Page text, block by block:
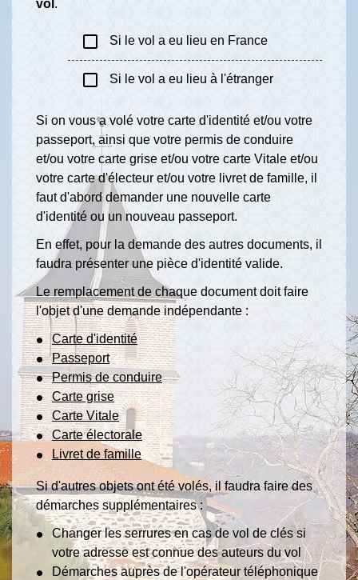
vol .
check_box_outline_blank Si le vol a eu lieu en France
check_box_outline_blank Si le vol a eu lieu à l'étranger
Si on vous a volé votre carte d'identité et/ou votre
passeport, ainsi que votre permis de conduire
et/ou votre carte grise et/ou votre carte Vitale et/ou
votre carte d'électeur et/ou votre livret de famille, il
faut d'abord demander une nouvelle carte
d'identité ou un nouveau passeport.
En effet, pour la demande des autres documents, il
faudra présenter une pièce d'identité valide.
Le remplacement de chaque document doit faire
l'objet d'une demande indépendante :
Carte d'identité
Passeport
Permis de conduire
Carte grise
Carte Vitale
Carte électorale
Livret de famille
Si d'autres objets ont été volés, il faudra faire des
démarches supplémentaires :
Changer les serrures en cas de vol de clés si
votre adresse est connue des auteurs du vol
Démarches auprès de l'opérateur téléphonique